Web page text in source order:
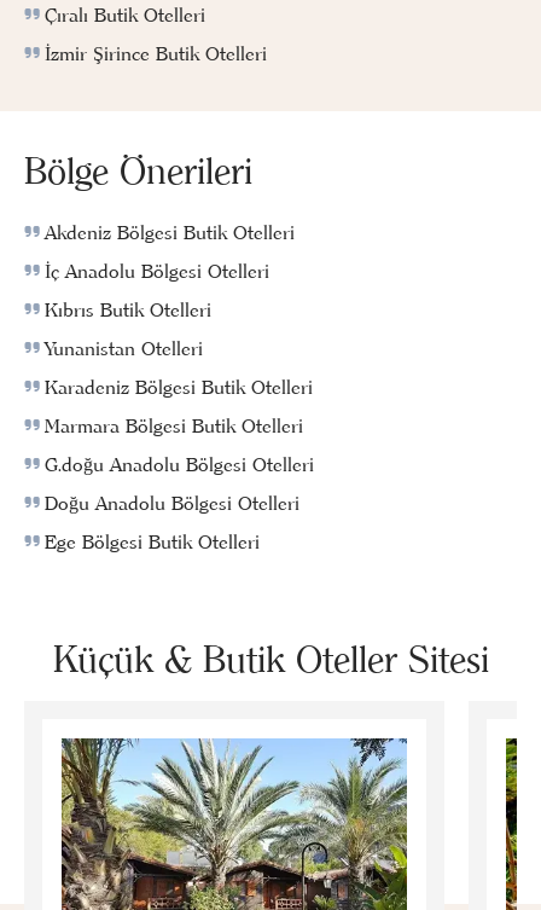
Çıralı Butik Otelleri
İzmir Şirince Butik Otelleri
Bölge Önerileri
Akdeniz Bölgesi Butik Otelleri
İç Anadolu Bölgesi Otelleri
Kıbrıs Butik Otelleri
Yunanistan Otelleri
Karadeniz Bölgesi Butik Otelleri
Marmara Bölgesi Butik Otelleri
G.doğu Anadolu Bölgesi Otelleri
Doğu Anadolu Bölgesi Otelleri
Ege Bölgesi Butik Otelleri
Küçük & Butik Oteller Sitesi